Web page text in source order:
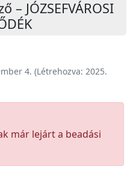
JÓZSEFVÁROSI
4. (Létrehozva: 2025.
már lejárt a beadási